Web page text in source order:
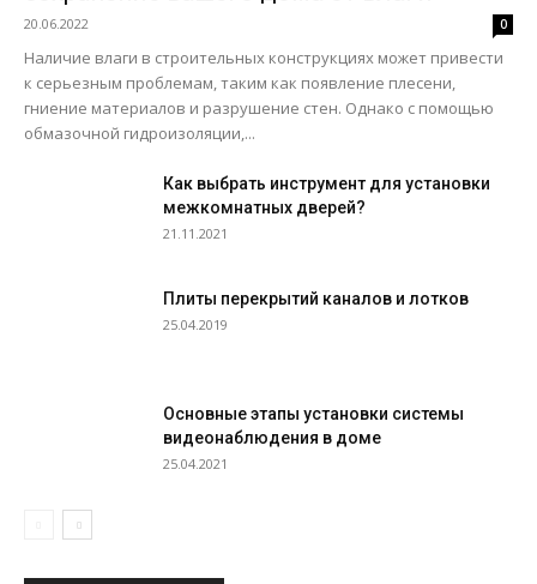
20.06.2022 0
Наличие влаги в строительных конструкциях может привести
к серьезным проблемам, таким как появление плесени,
гниение материалов и разрушение стен. Однако с помощью
обмазочной гидроизоляции,...
Как выбрать инструмент для установки
межкомнатных дверей?
21.11.2021
Плиты перекрытий каналов и лотков
25.04.2019
Основные этапы установки системы
видеонаблюдения в доме
25.04.2021